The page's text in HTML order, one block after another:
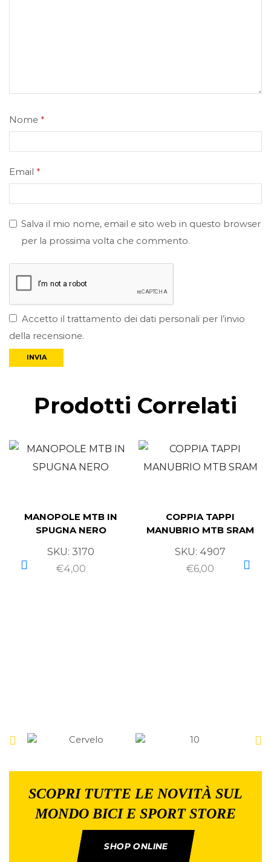
Nome *
Email *
Salva il mio nome, email e sito web in questo browser
per la prossima volta che commento.
Accetto il trattamento dei dati personali per l’invio
della recensione.
Prodotti Correlati
MANOPOLE MTB IN
SPUGNA NERO
SKU: 3170
€4,00
COPPIA TAPPI
MANUBRIO MTB SRAM
SKU: 4907
€6,00
SCOPRI TUTTE LE NOVITÀ SUL
MONDO BICI E SPORT STORE
SHOP ONLINE